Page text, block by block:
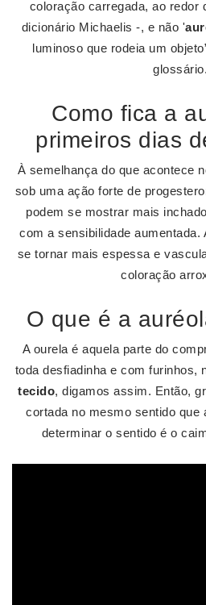
coloração carregada, ao redor
dicionário Michaelis -, e não '
luminoso que rodeia um
glossário.
Como fica a
primeiros dias
À semelhança do que acontece
sob uma ação forte de
podem se mostrar mais
com a sensibilidade aumentada.
se tornar mais espessa e
coloração
O que é a
A ourela é aquela parte do
toda desfiadinha e com furinhos,
tecido, digamos assim. Então,
cortada no mesmo sentido que
determinar o sentido é o